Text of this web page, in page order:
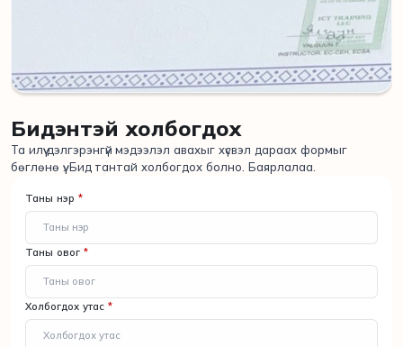
Бидэнтэй холбогдох
Та илүү дэлгэрэнгүй мэдээлэл авахыг хүсвэл дараах формыг
бөглөнө үү. Бид тантай холбогдох болно. Баярлалаа.
Таны нэр *
Таны овог *
Холбогдох утас *